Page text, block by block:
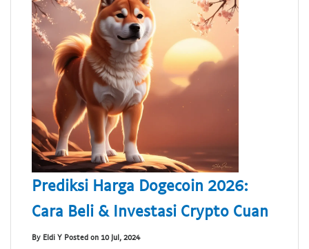
Prediksi Harga Dogecoin 2026:
Cara Beli & Investasi Crypto Cuan
By Eldi Y Posted on 10 Jul, 2024